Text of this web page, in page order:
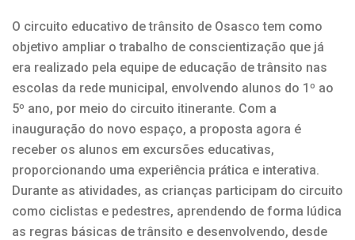
O circuito educativo de trânsito de Osasco tem como
objetivo ampliar o trabalho de conscientização que já
era realizado pela equipe de educação de trânsito nas
escolas da rede municipal, envolvendo alunos do 1º ao
5º ano, por meio do circuito itinerante. Com a
inauguração do novo espaço, a proposta agora é
receber os alunos em excursões educativas,
proporcionando uma experiência prática e interativa.
Durante as atividades, as crianças participam do circuito
como ciclistas e pedestres, aprendendo de forma lúdica
as regras básicas de trânsito e desenvolvendo, desde